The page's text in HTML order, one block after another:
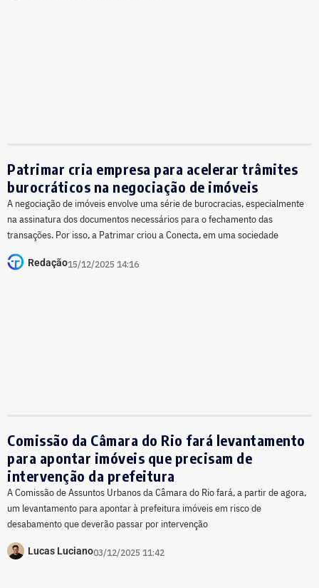
Patrimar cria empresa para acelerar trâmites
burocráticos na negociação de imóveis
A negociação de imóveis envolve uma série de burocracias, especialmente
na assinatura dos documentos necessários para o fechamento das
transações. Por isso, a Patrimar criou a Conecta, em uma sociedade
Redação15/12/2025 14:16
Comissão da Câmara do Rio fará levantamento
para apontar imóveis que precisam de
intervenção da prefeitura
A Comissão de Assuntos Urbanos da Câmara do Rio fará, a partir de agora,
um levantamento para apontar à prefeitura imóveis em risco de
desabamento que deverão passar por intervenção
Lucas Luciano03/12/2025 11:42